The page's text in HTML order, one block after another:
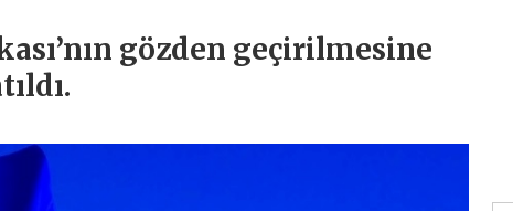
gözden geçirilmesine